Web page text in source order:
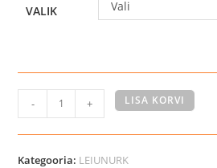
VALIK Vali
Eskimo
3-
näpuga
- + LISA KORVI
Kategooria: LEIUNURK